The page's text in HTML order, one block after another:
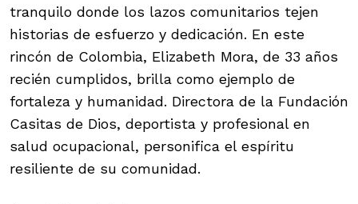
tranquilo donde los lazos comunitarios tejen
historias de esfuerzo y dedicación. En este
rincón de Colombia, Elizabeth Mora, de 33 años
recién cumplidos, brilla como ejemplo de
fortaleza y humanidad. Directora de la Fundación
Casitas de Dios, deportista y profesional en
salud ocupacional, personifica el espíritu
resiliente de su comunidad.